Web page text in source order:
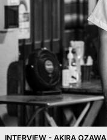
INTERVIEW - AKIRA OZAWA